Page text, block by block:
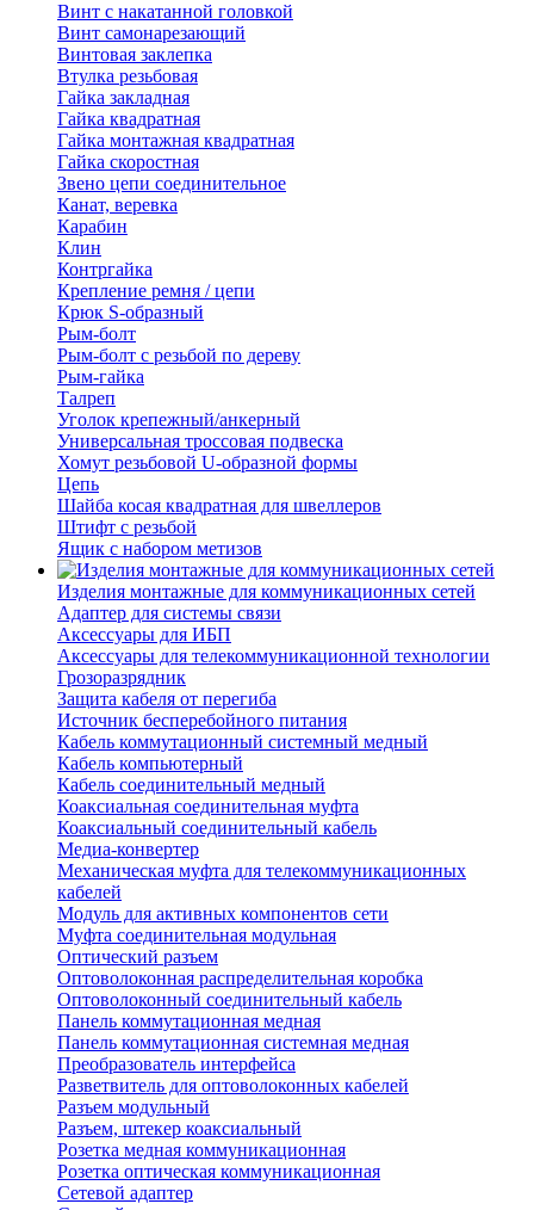
Винт с накатанной головкой
Винт самонарезающий
Винтовая заклепка
Втулка резьбовая
Гайка закладная
Гайка квадратная
Гайка монтажная квадратная
Гайка скоростная
Звено цепи соединительное
Канат, веревка
Карабин
Клин
Контргайка
Крепление ремня / цепи
Крюк S-образный
Рым-болт
Рым-болт с резьбой по дереву
Рым-гайка
Талреп
Уголок крепежный/анкерный
Универсальная троссовая подвеска
Хомут резьбовой U-образной формы
Цепь
Шайба косая квадратная для швеллеров
Штифт с резьбой
Ящик с набором метизов
Изделия монтажные для коммуникационных сетей
Адаптер для системы связи
Аксессуары для ИБП
Аксессуары для телекоммуникационной технологии
Грозоразрядник
Защита кабеля от перегиба
Источник бесперебойного питания
Кабель коммутационный системный медный
Кабель компьютерный
Кабель соединительный медный
Коаксиальная соединительная муфта
Коаксиальный соединительный кабель
Медиа-конвертер
Механическая муфта для телекоммуникационных
кабелей
Модуль для активных компонентов сети
Муфта соединительная модульная
Оптический разъем
Оптоволоконная распределительная коробка
Оптоволоконный соединительный кабель
Панель коммутационная медная
Панель коммутационная системная медная
Преобразователь интерфейса
Разветвитель для оптоволоконных кабелей
Разъем модульный
Разъем, штекер коаксиальный
Розетка медная коммуникационная
Розетка оптическая коммуникационная
Сетевой адаптер